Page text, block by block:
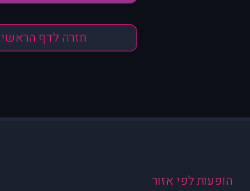
חזרה לדף הראשי
הופעות לפי אזור